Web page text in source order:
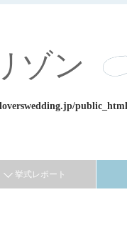
ゾン
挙式レポート